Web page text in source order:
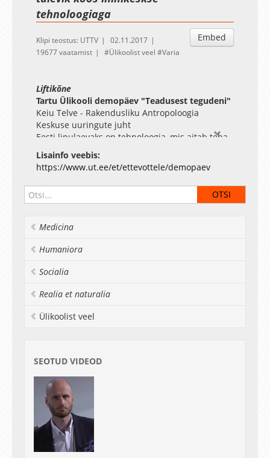
tehnoloogiaga
Embed
Klipi teostus: UTTV
02.11.2017
19677 vaatamist
Ülikoolist veel Varia
Liftikõne
Tartu Ülikooli demopäev "Teadusest tegudeni"
Keiu Telve - Rakendusliku Antropoloogia
Keskuse uuringute juht
Eesti lipulaevaks on tehnoloogia, mis aitab teha
inimeste elu kergemaks. UX-research
antropoloogiliste meetodite abil saab aidata
muuta tehnoloogilisi lahendusi veel
kasutajasõbralikumaks.
Lisainfo veebis:
https://www.ut.ee/et/ettevottele/demopaev
Medicina
Humaniora
Socialia
Realia et naturalia
Ülikoolist veel
SEOTUD VIDEOD